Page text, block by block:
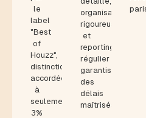
le
label
"Best
of
Houzz",
distinction
accordée
à
seulement
3%
organisation
rigoureuse
et
reporting
régulier
garantissent
des
délais
maîtrisés.